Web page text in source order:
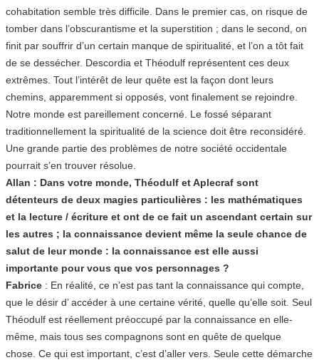
cohabitation semble très difficile. Dans le premier cas, on risque de
tomber dans l’obscurantisme et la superstition ; dans le second, on
finit par souffrir d’un certain manque de spiritualité, et l’on a tôt fait
de se dessécher. Descordia et Théodulf représentent ces deux
extrêmes. Tout l’intérêt de leur quête est la façon dont leurs
chemins, apparemment si opposés, vont finalement se rejoindre.
Notre monde est pareillement concerné. Le fossé séparant
traditionnellement la spiritualité de la science doit être reconsidéré.
Une grande partie des problèmes de notre société occidentale
pourrait s’en trouver résolue.
Allan : Dans votre monde, Théodulf et Aplecraf sont
détenteurs de deux magies particulières : les mathématiques
et la lecture / écriture et ont de ce fait un ascendant certain sur
les autres ; la connaissance devient même la seule chance de
salut de leur monde : la connaissance est elle aussi
importante pour vous que vos personnages ?
Fabrice : En réalité, ce n’est pas tant la connaissance qui compte,
que le désir d’ accéder à une certaine vérité, quelle qu’elle soit. Seul
Théodulf est réellement préoccupé par la connaissance en elle-
même, mais tous ses compagnons sont en quête de quelque
chose. Ce qui est important, c’est d’aller vers. Seule cette démarche